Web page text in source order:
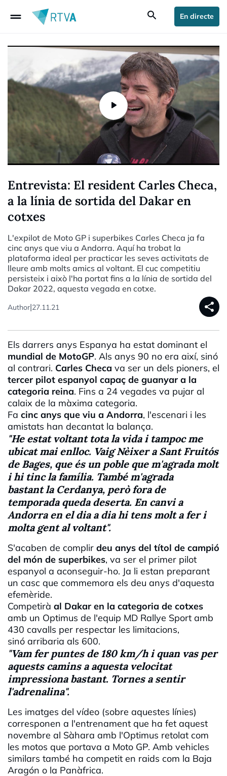
drag_handle search En directe
Entrevista: El resident Carles Checa,
a la línia de sortida del Dakar en
cotxes
L'expilot de Moto GP i superbikes Carles Checa ja fa
cinc anys que viu a Andorra. Aquí ha trobat la
plataforma ideal per practicar les seves activitats de
lleure amb molts amics al voltant. El cuc competitiu
persisteix i això l'ha portat fins a la línia de sortida del
Dakar 2022, aquesta vegada en cotxe.
Author|27.11.21 share
Els darrers anys Espanya ha estat dominant el
mundial de MotoGP. Als anys 90 no era així, sinó
al contrari. Carles Checa va ser un dels pioners, el
tercer pilot espanyol capaç de guanyar a la
categoria reina. Fins a 24 vegades va pujar al
calaix de la màxima categoria.
Fa cinc anys que viu a Andorra, l'escenari i les
amistats han decantat la balança.
"He estat voltant tota la vida i tampoc me
ubicat mai enlloc. Vaig Nèixer a Sant Fruitós
de Bages, que és un poble que m'agrada molt
i hi tinc la família. També m'agrada
bastant la Cerdanya, però fora de
temporada queda deserta. En canvi a
Andorra en el dia a dia hi tens molt a fer i
molta gent al voltant".
S'acaben de complir deu anys del títol de campió
del món de superbikes, va ser el primer pilot
espanyol a aconseguir-ho. Ja li estan preparant
un casc que commemora els deu anys d'aquesta
efemèride.
Competirà al Dakar en la categoria de cotxes
amb un Optimus de l'equip MD Rallye Sport amb
430 cavalls per respectar les limitacions,
sinó arribaria als 600.
"Vam fer puntes de 180 km/h i quan vas per
aquests camins a aquesta velocitat
impressiona bastant. Tornes a sentir
l'adrenalina".
Les imatges del vídeo (sobre aquestes línies)
corresponen a l'entrenament que ha fet aquest
novembre al Sàhara amb l'Optimus retolat com
les motos que portava a Moto GP. Amb vehicles
similars també ha competit en raids com la Baja
Aragón o la Panàfrica.